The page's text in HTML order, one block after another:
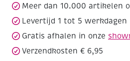
meter,
donker
aquablauw
aantal
Meer dan 10.000 artikelen
Levertijd 1 tot 5 werkdagen
Gratis afhalen in onze
Verzendkosten € 6,95